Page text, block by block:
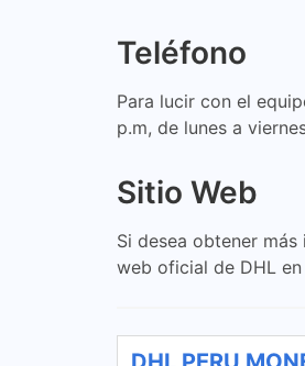
Teléfono
Para lucir con el
p.m, de lunes a
Sitio Web
Si desea obtener
web oficial de DHL en